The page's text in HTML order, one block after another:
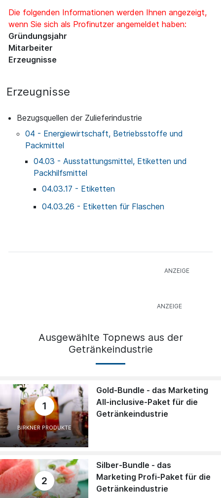
Die folgenden Informationen werden Ihnen angezeigt,
wenn Sie sich als Profinutzer angemeldet haben:
Gründungsjahr
Mitarbeiter
Erzeugnisse
Erzeugnisse
Bezugsquellen der Zulieferindustrie
04 - Energiewirtschaft, Betriebsstoffe und
Packmittel
04.03 - Ausstattungsmittel, Etiketten und
Packhilfsmittel
04.03.17 - Etiketten
04.03.26 - Etiketten für Flaschen
Ausgewählte Topnews aus der
Getränkeindustrie
1
BIRKNER PRODUKTE
Gold-Bundle - das Marketing
All-inclusive-Paket für die
Getränkeindustrie
2
Silber-Bundle - das
Marketing Profi-Paket für die
Getränkeindustrie